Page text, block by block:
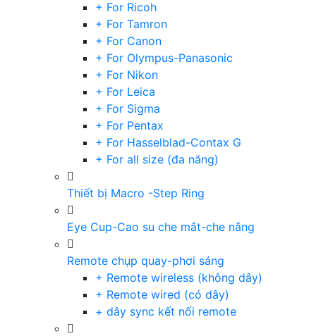
+ For Ricoh
+ For Tamron
+ For Canon
+ For Olympus-Panasonic
+ For Nikon
+ For Leica
+ For Sigma
+ For Pentax
+ For Hasselblad-Contax G
+ For all size (đa năng)
Thiết bị Macro -Step Ring
Eye Cup-Cao su che mắt-che nắng
Remote chụp quay-phơi sáng
+ Remote wireless (không dây)
+ Remote wired (có dây)
+ dây sync kết nối remote